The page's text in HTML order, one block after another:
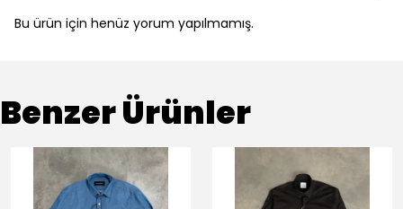
Bu ürün için henüz yorum yapılmamış.
Benzer Ürünler